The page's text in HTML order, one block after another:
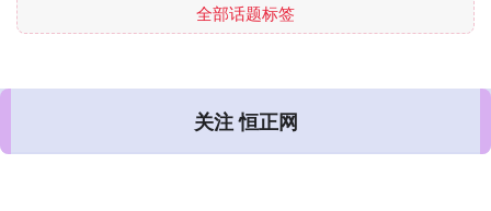
全部话题标签
关注 恒正网